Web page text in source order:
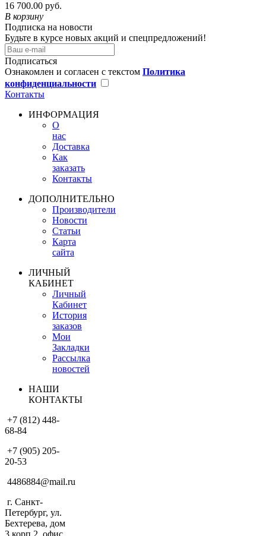
16 700.00 руб.
В корзину
Подписка на новости
Будьте в курсе новых акций и спецпредложений!
Подписаться
Ознакомлен и согласен с текстом Политика
конфиденциальности
Контакты
ИНФОРМАЦИЯ
О
нас
Доставка
Как
заказать
Контакты
ДОПОЛНИТЕЛЬНО
Производители
Новости
Статьи
Карта
сайта
ЛИЧНЫЙ
КАБИНЕТ
Личный
Кабинет
История
заказов
Мои
Закладки
Рассылка
новостей
НАШИ
КОНТАКТЫ
+7 (812) 448-
68-84
+7 (905) 205-
20-53
4486884@mail.ru
г. Санкт-
Петербург, ул.
Бехтерева, дом
3 корп.2, офис